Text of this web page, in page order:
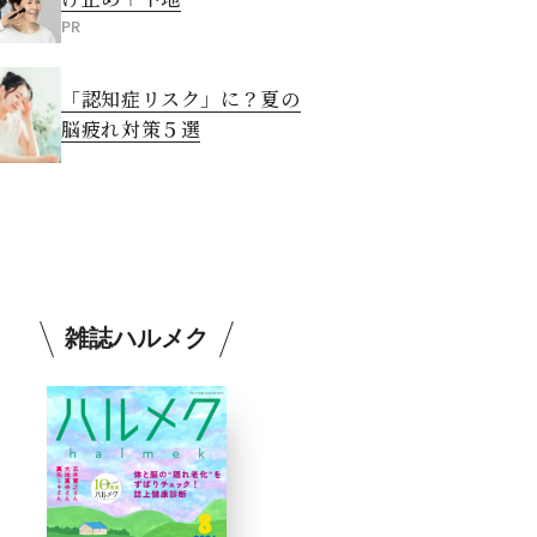
PR
「認知症リスク」に？夏の
脳疲れ対策５選
雑誌ハルメク